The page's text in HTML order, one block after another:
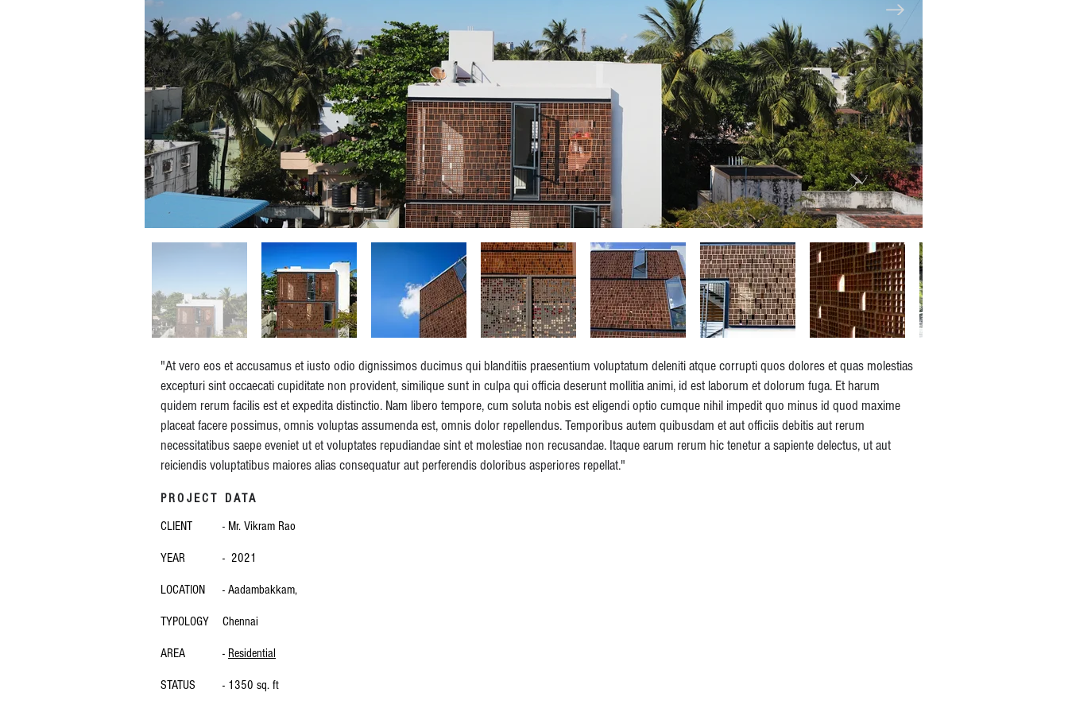
"At vero eos et accusamus et iusto odio dignissimos ducimus qui blanditiis praesentium voluptatum deleniti atque corrupti quos dolores et quas molestias
excepturi sint occaecati cupiditate non provident, similique sunt in culpa qui officia deserunt mollitia animi, id est laborum et dolorum fuga. Et harum
quidem rerum facilis est et expedita distinctio. Nam libero tempore, cum soluta nobis est eligendi optio cumque nihil impedit quo minus id quod maxime
placeat facere possimus, omnis voluptas assumenda est, omnis dolor repellendus. Temporibus autem quibusdam et aut officiis debitis aut rerum
necessitatibus saepe eveniet ut et voluptates repudiandae sint et molestiae non recusandae. Itaque earum rerum hic tenetur a sapiente delectus, ut aut
reiciendis voluptatibus maiores alias consequatur aut perferendis doloribus asperiores repellat."
PROJECT DATA
CLIENT
YEAR
LOCATION
TYPOLOGY
AREA
STATUS
- Mr. Vikram Rao
- 2021
- Aadambakkam,
Chennai
- Residential
- 1350 sq. ft